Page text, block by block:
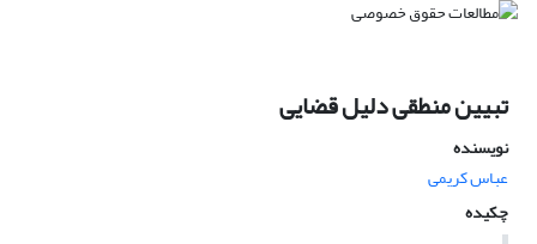
تبیین منطقی دلیل قضایی
نویسنده
عباس کریمی
چکیده